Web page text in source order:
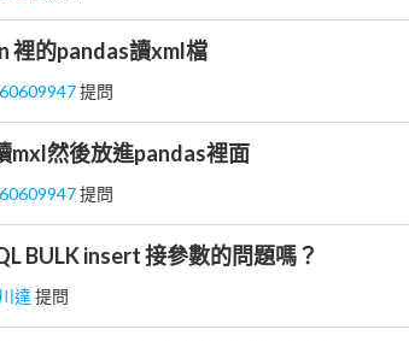
裡的pandas讀xml檔
提問
mxl然後放進pandas裡面
提問
BULK insert 接參數的問題嗎？
達 提問